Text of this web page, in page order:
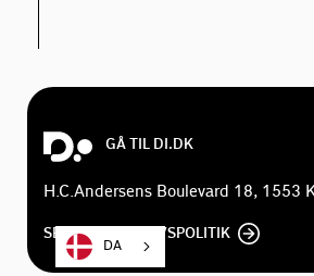
GÅ TIL DI.DK
H.C.Andersens Boulevard 18, 1553
SE DI'S PRIVATLIVSPOLITIK
DA